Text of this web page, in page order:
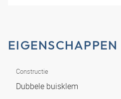
EIGENSCHAPPEN
Constructie
Dubbele buisklem